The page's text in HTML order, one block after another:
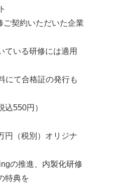
ご契約いただいた企業
ている研修には適用
にて合格証の発行も
550円）
円（税別）オリジナ
の推進、内製化研修
特典を